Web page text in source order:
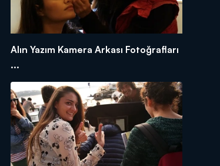
Alın Yazım Kamera Arkası Fotoğrafları
...